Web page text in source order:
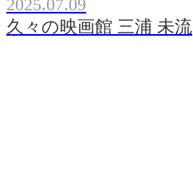
2025.07.09
久々の映画館 三浦 未流